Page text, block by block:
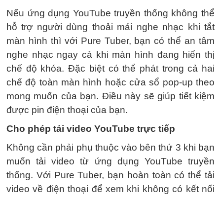
Nếu ứng dụng YouTube truyền thống không thể
hỗ trợ người dùng thoải mái nghe nhạc khi tắt
màn hình thì với Pure Tuber, bạn có thể an tâm
nghe nhạc ngay cả khi màn hình đang hiển thị
chế độ khóa. Đặc biệt có thể phát trong cả hai
chế độ toàn màn hình hoặc cửa sổ pop-up theo
mong muốn của bạn. Điều này sẽ giúp tiết kiệm
được pin điện thoại của bạn.
Cho phép tải video YouTube trực tiếp
Không cần phải phụ thuộc vào bên thứ 3 khi bạn
muốn tải video từ ứng dụng YouTube truyền
thống. Với Pure Tuber, bạn hoàn toàn có thể tải
video về điện thoại để xem khi không có kết nối